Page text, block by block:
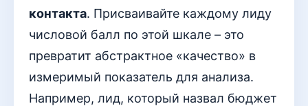
контакта. Присваивайте каждому лиду
числовой балл по этой шкале – это
превратит абстрактное «качество» в
измеримый показатель для анализа.
Например, лид, который назвал бюджет